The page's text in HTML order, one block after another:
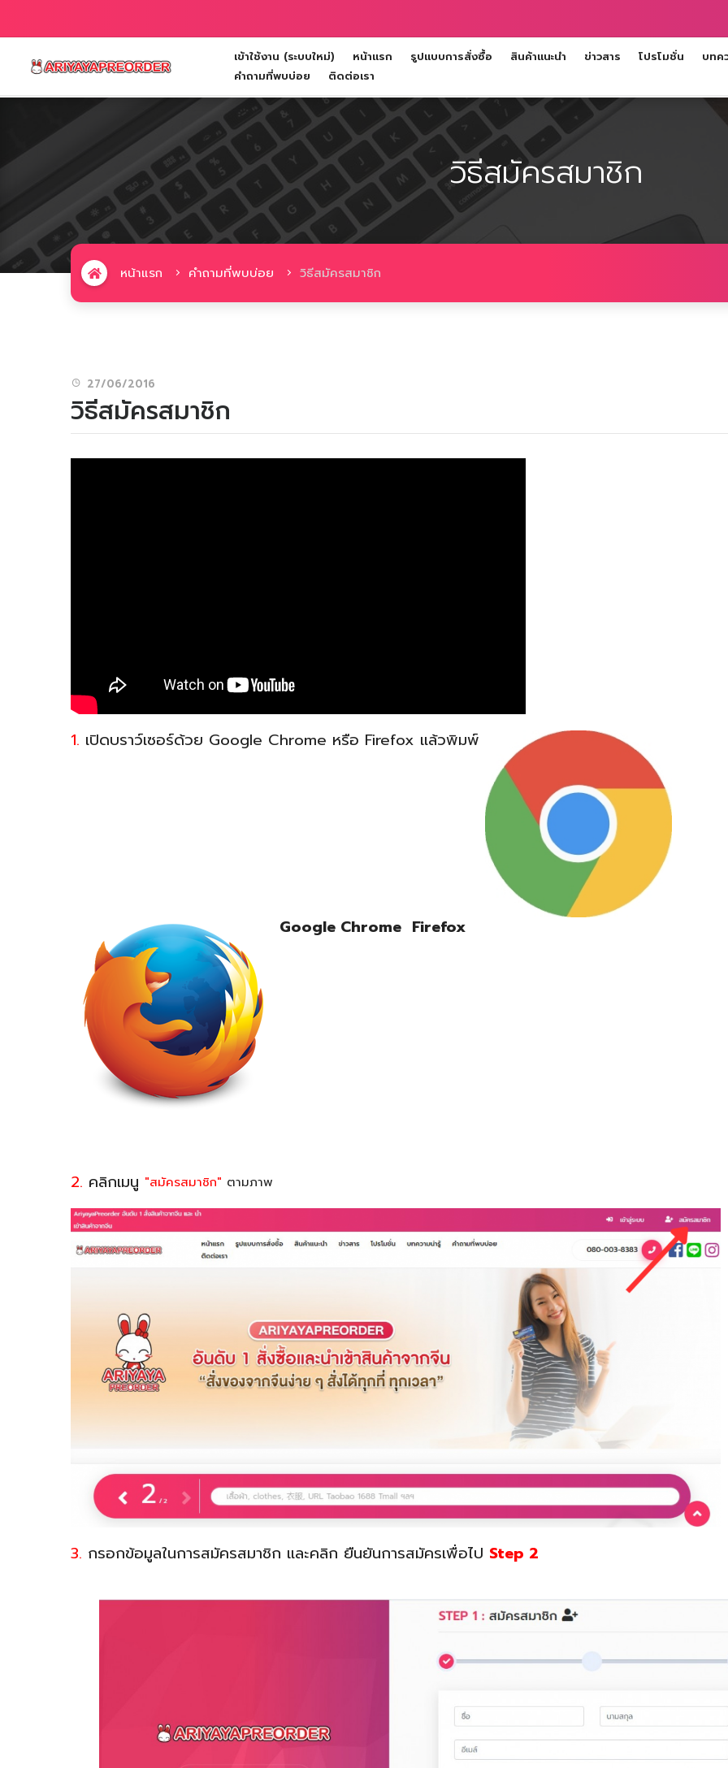
Toggle navigation
เข้าใช้งาน (ระบบใหม่) หน้าแรก รูปแบบการสั่งซื้อ สินค้าแนะนำ ข่าวสาร โปรโมชั่น
บทค
คำถามที่พบบ่อย
ติดต่อเรา
วิธีสมัครสมาชิก
หน้าแรก คำถามที่พบบ่อย วิธีสมัครสมาชิก
27/06/2016
วิธีสมัครสมาชิก
1. เปิดบราว์เซอร์ด้วย Google Chrome หรือ Firefox แล้วพิมพ์
Google Chrome Firefox
2. คลิกเมนู "สมัครสมาชิก" ตามภาพ
3. กรอกข้อมูลในการสมัครสมาชิก และคลิก ยืนยันการสมัครเพื่อไป Step 2